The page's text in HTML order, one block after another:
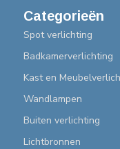
Categorieën
Spot verlichting
Badkamerverlichting
Kast en
Wandlampen
Buiten verlichting
Lichtbronnen